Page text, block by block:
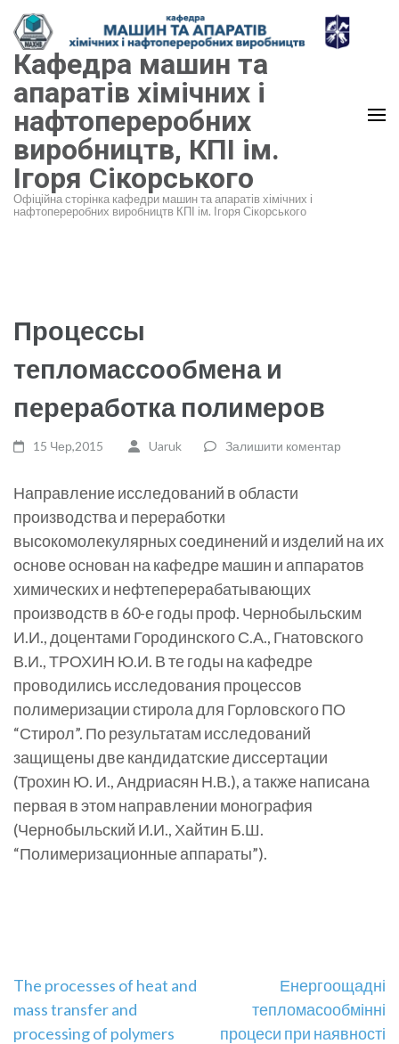
Перейти
до
вмісту
(натисніть
Enter)
Кафедра машин та
апаратів хімічних і
нафтопереробних
виробництв, КПІ ім.
Ігоря Сікорського
Офіційна сторінка кафедри машин та апаратів хімічних і
нафтопереробних виробництв КПІ ім. Ігоря Сікорського
Процессы
тепломассообмена и
переработка полимеров
15 Чер,2015 Uaruk Залишити коментар
Направление исследований в области
производства и переработки
высокомолекулярных соединений и изделий на их
основе основан на кафедре машин и аппаратов
химических и нефтеперерабатывающих
производств в 60-е годы проф. Чернобыльским
И.И., доцентами Городинского С.А., Гнатовского
В.И., ТРОХИН Ю.И. В те годы на кафедре
проводились исследования процессов
полимеризации стирола для Горловского ПО
“Стирол”. По результатам исследований
защищены две кандидатские диссертации
(Трохин Ю. И., Андриасян Н.В.), а также написана
первая в этом направлении монография
(Чернобыльский И.И., Хайтин Б.Ш.
“Полимеризационные аппараты”).
Навігація
записів
The processes of heat and
mass transfer and
processing of polymers
Енергоощадні
тепломасообмінні
процеси при наявності